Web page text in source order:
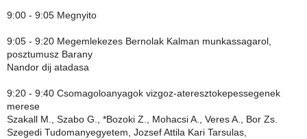
9:00 - 9:05 Megnyito
9:05 - 9:20 Megemlekezes Bernolak Kalman munkassagarol,
posztumusz Barany
Nandor dij atadasa
9:20 - 9:40 Csomagoloanyagok vizgoz-ateresztokepessegenek
merese
Szakall M., Szabo G., *Bozoki Z., Mohacsi A., Veres A., Bor Zs.
Szegedi Tudomanyegyetem, Jozsef Attila Kari Tarsulas,